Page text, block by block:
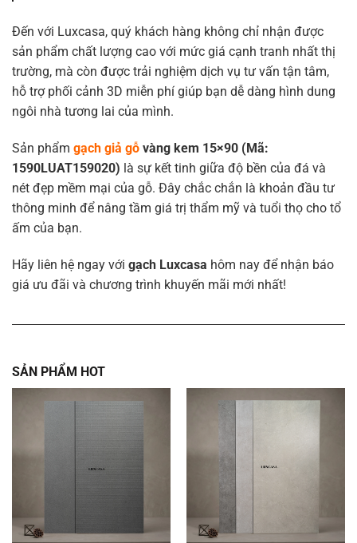
Đến với Luxcasa, quý khách hàng không chỉ nhận được
sản phẩm chất lượng cao với mức giá cạnh tranh nhất thị
trường, mà còn được trải nghiệm dịch vụ tư vấn tận tâm,
hỗ trợ phối cảnh 3D miễn phí giúp bạn dễ dàng hình dung
ngôi nhà tương lai của mình.
Sản phẩm gạch giả gỗ vàng kem 15×90 (Mã:
1590LUAT159020) là sự kết tinh giữa độ bền của đá và
nét đẹp mềm mại của gỗ. Đây chắc chắn là khoản đầu tư
thông minh để nâng tầm giá trị thẩm mỹ và tuổi thọ cho tổ
ấm của bạn.
Hãy liên hệ ngay với gạch Luxcasa hôm nay để nhận báo
giá ưu đãi và chương trình khuyến mãi mới nhất!
SẢN PHẨM HOT